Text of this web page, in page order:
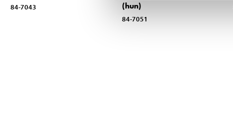
84-7043
(hun)
84-7051